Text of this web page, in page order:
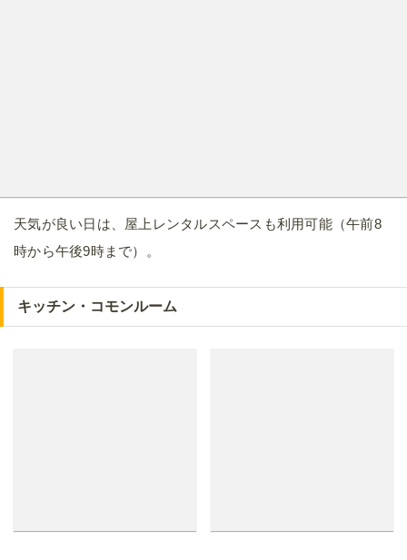
天気が良い日は、屋上レンタルスペースも利用可能（午前8
時から午後9時まで）。
キッチン・コモンルーム